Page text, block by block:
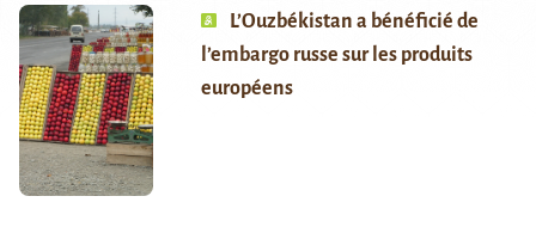
L’Ouzbékistan a bénéficié de
l’embargo russe sur les produits
européens